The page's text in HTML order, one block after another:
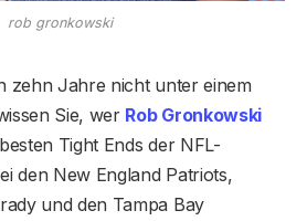
rob gronkowski
zehn Jahre nicht unter einem
Sie, wer Rob Gronkowski
Tight Ends der NFL-
den New England Patriots,
und den Tampa Bay